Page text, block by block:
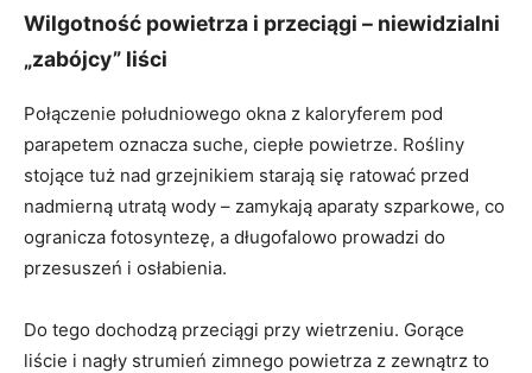
Wilgotność powietrza i przeciągi – niewidzialni
„zabójcy” liści
Połączenie południowego okna z kaloryferem pod
parapetem oznacza suche, ciepłe powietrze. Rośliny
stojące tuż nad grzejnikiem starają się ratować przed
nadmierną utratą wody – zamykają aparaty szparkowe, co
ogranicza fotosyntezę, a długofalowo prowadzi do
przesuszeń i osłabienia.
Do tego dochodzą przeciągi przy wietrzeniu. Gorące
liście i nagły strumień zimnego powietrza z zewnątrz to